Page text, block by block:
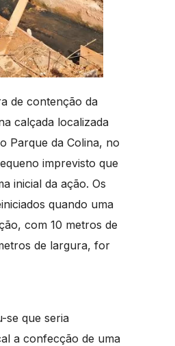
de contenção da
calçada localizada
Parque da Colina, no
imprevisto que
inicial da ação. Os
quando uma
com 10 metros de
de largura, for
se que seria
a confecção de uma